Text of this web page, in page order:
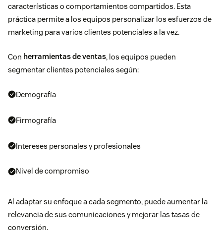
características o comportamientos compartidos. Esta
práctica permite a los equipos personalizar los esfuerzos de
marketing para varios clientes potenciales a la vez.
Con herramientas de ventas, los equipos pueden
segmentar clientes potenciales según:
Demografía
Firmografía
Intereses personales y profesionales
Nivel de compromiso
Al adaptar su enfoque a cada segmento, puede aumentar la
relevancia de sus comunicaciones y mejorar las tasas de
conversión.